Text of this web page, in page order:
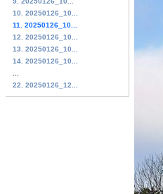
10. 20250126_10...
11. 20250126_10...
12. 20250126_10...
13. 20250126_10...
14. 20250126_10...
22. 20250126_12...